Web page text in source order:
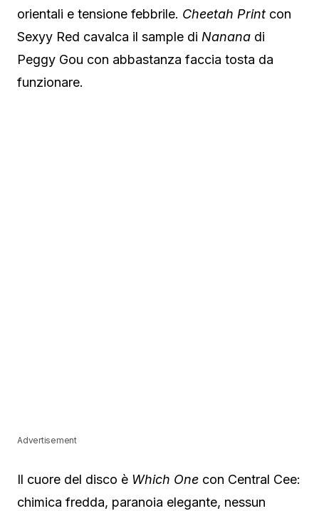
orientali e tensione febbrile. Cheetah Print con
Sexyy Red cavalca il sample di Nanana di
Peggy Gou con abbastanza faccia tosta da
funzionare.
Advertisement
Il cuore del disco è Which One con Central Cee:
chimica fredda, paranoia elegante, nessun